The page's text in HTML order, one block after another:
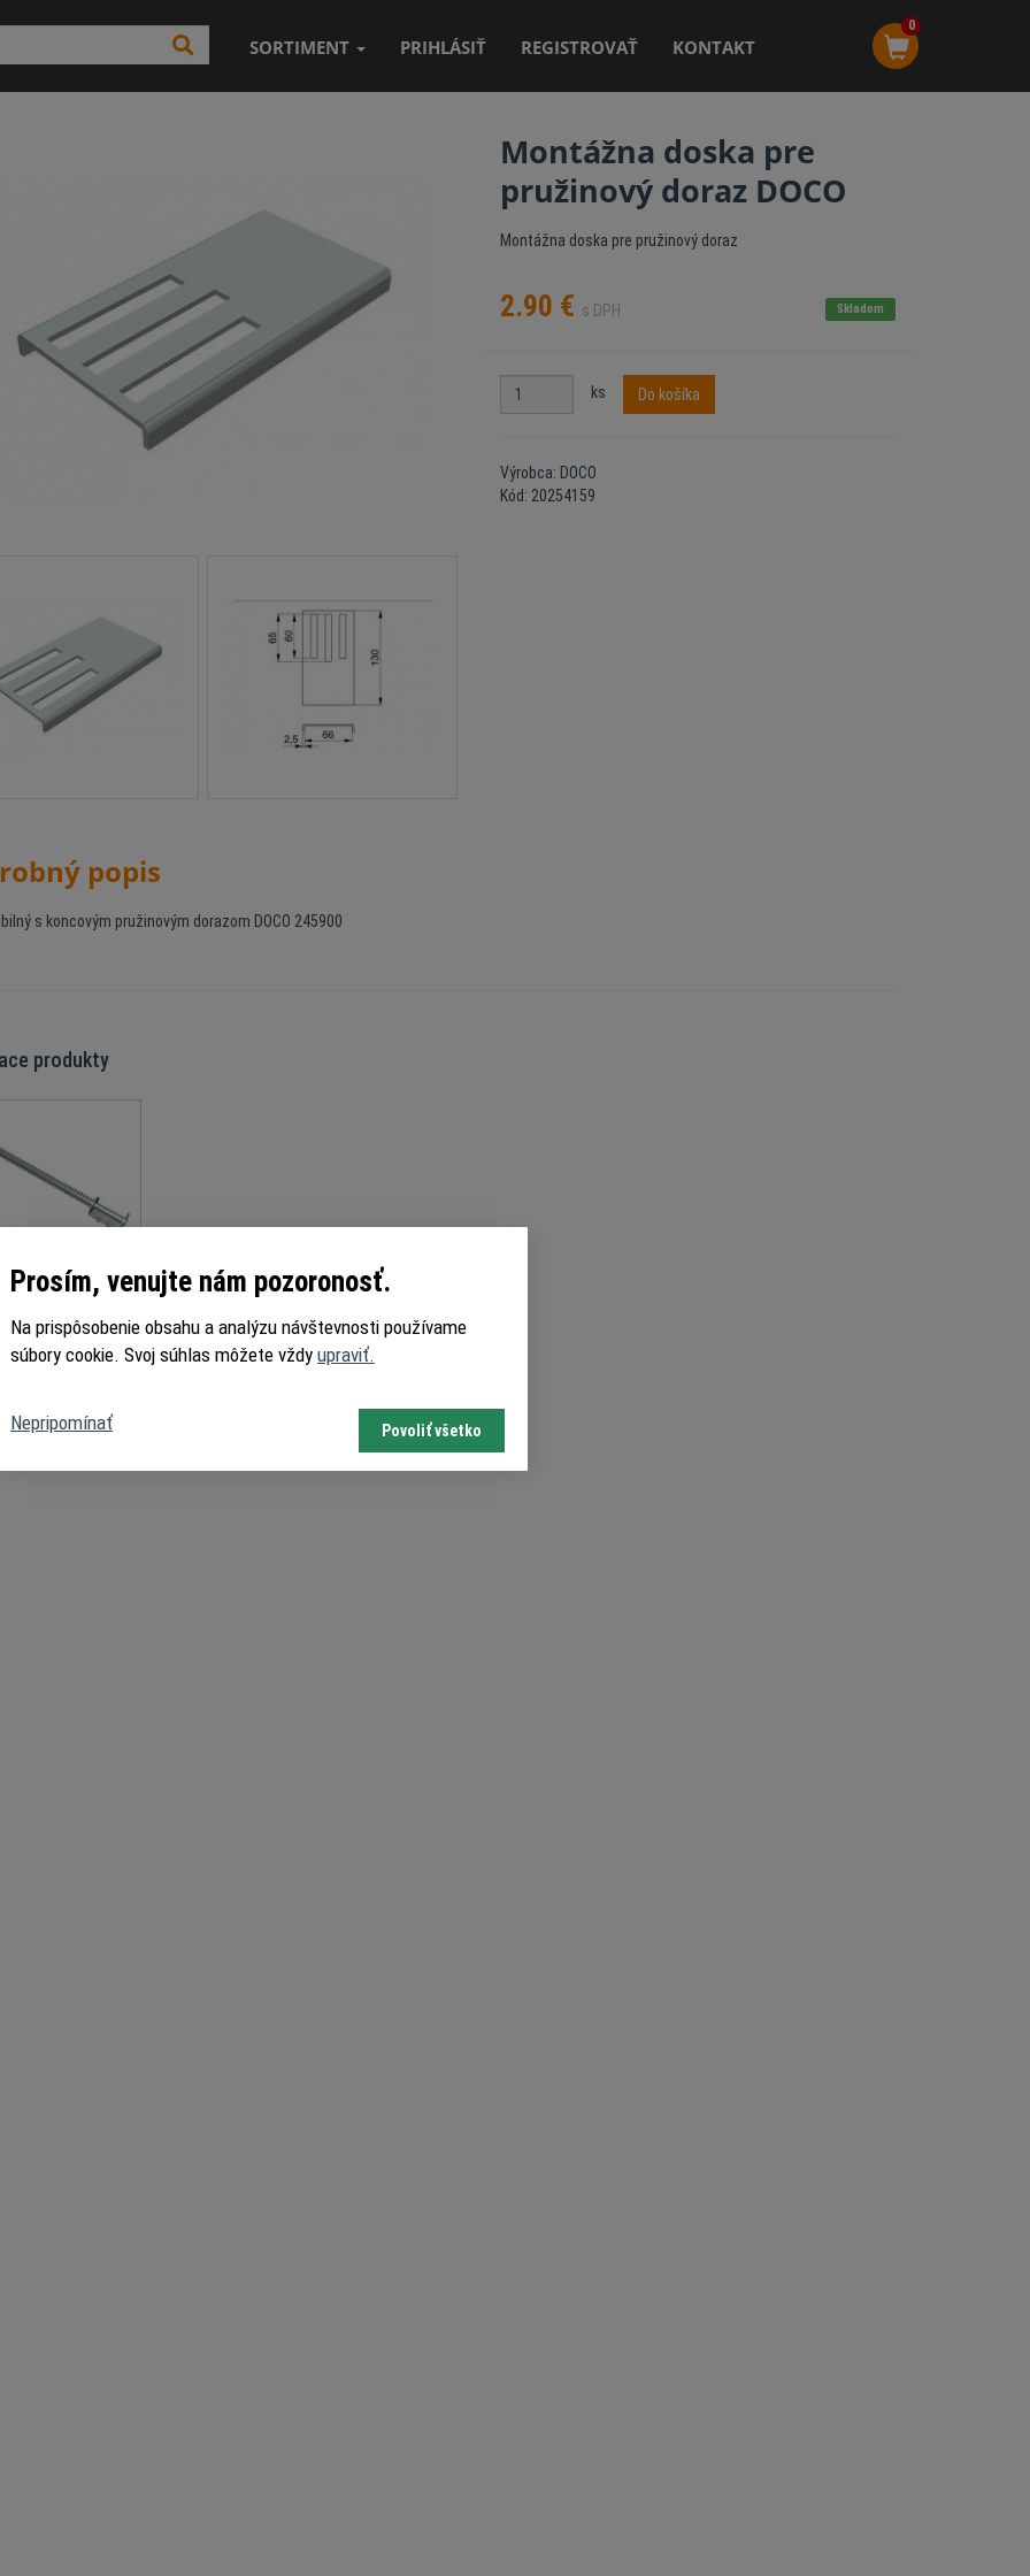
SORTIMENT PRIHLÁSIŤ REGISTROVAŤ KONTAKT
0
Montážna doska pre
pružinový doraz DOCO
Montážna doska pre pružinový doraz
2.90 € s DPH Skladom
ks Do košíka
Výrobca: DOCO
Kód: 20254159
popis
s koncovým pružinovým dorazom DOCO 245900
produkty
pružinový doraz
- DOCO 25329
Prosím, venujte nám pozoronosť.
Na prispôsobenie obsahu a analýzu návštevnosti používame
súbory cookie. Svoj súhlas môžete vždy upraviť.
Nepripomínať Povoliť všetko